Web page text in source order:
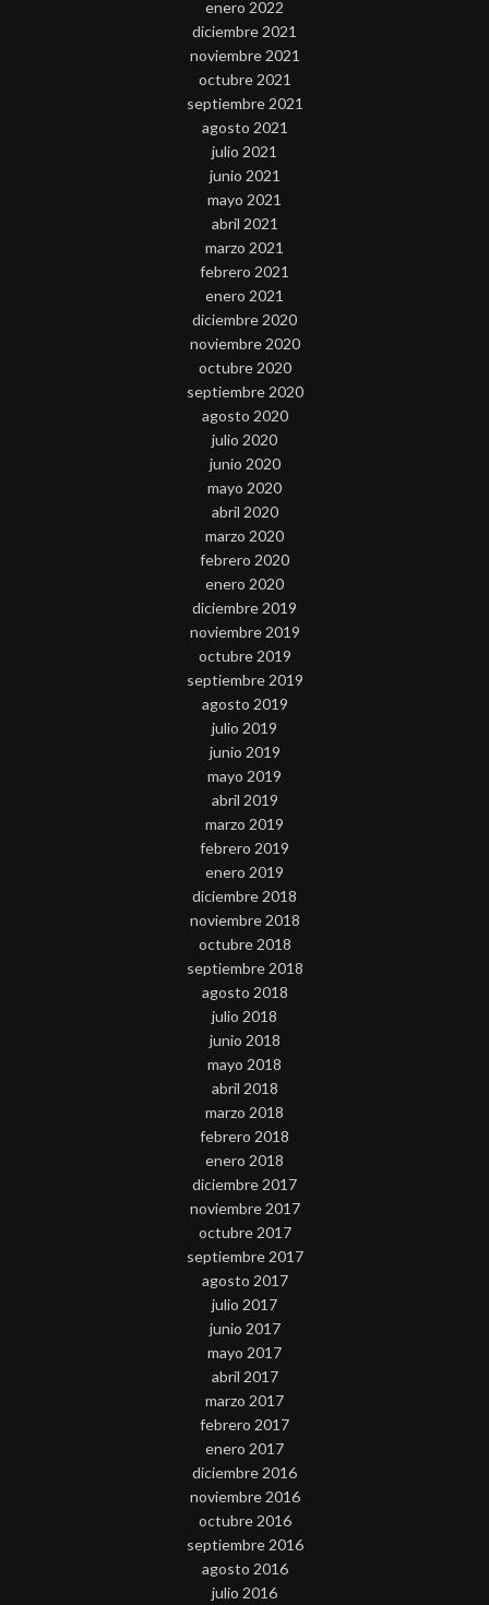
enero 2022
diciembre 2021
noviembre 2021
octubre 2021
septiembre 2021
agosto 2021
julio 2021
junio 2021
mayo 2021
abril 2021
marzo 2021
febrero 2021
enero 2021
diciembre 2020
noviembre 2020
octubre 2020
septiembre 2020
agosto 2020
julio 2020
junio 2020
mayo 2020
abril 2020
marzo 2020
febrero 2020
enero 2020
diciembre 2019
noviembre 2019
octubre 2019
septiembre 2019
agosto 2019
julio 2019
junio 2019
mayo 2019
abril 2019
marzo 2019
febrero 2019
enero 2019
diciembre 2018
noviembre 2018
octubre 2018
septiembre 2018
agosto 2018
julio 2018
junio 2018
mayo 2018
abril 2018
marzo 2018
febrero 2018
enero 2018
diciembre 2017
noviembre 2017
octubre 2017
septiembre 2017
agosto 2017
julio 2017
junio 2017
mayo 2017
abril 2017
marzo 2017
febrero 2017
enero 2017
diciembre 2016
noviembre 2016
octubre 2016
septiembre 2016
agosto 2016
julio 2016